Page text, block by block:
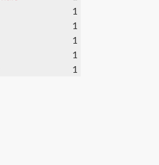
1
1
1
1
1